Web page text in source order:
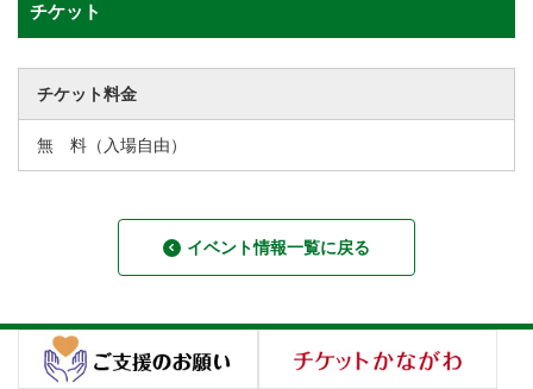
チケット
チケット料金
無 料（入場自由）
イベント情報一覧に戻る